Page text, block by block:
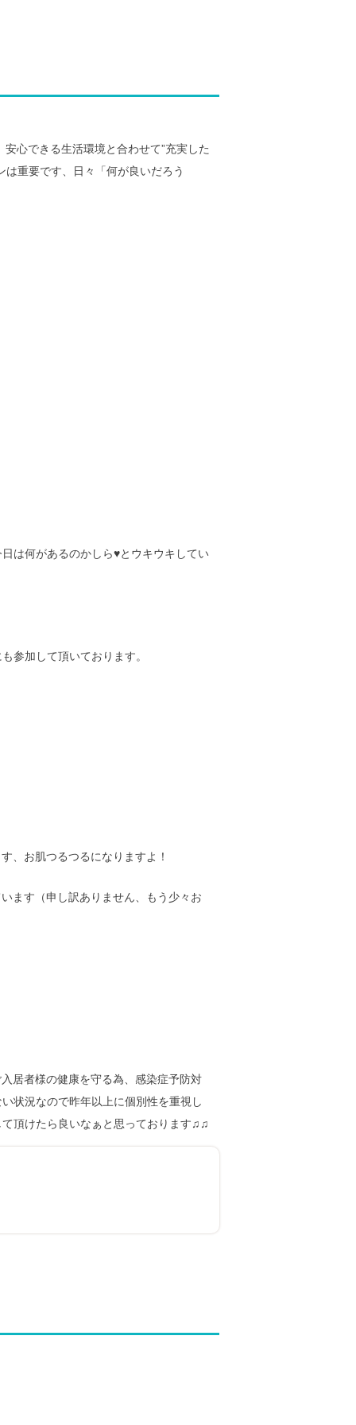
心できる生活環境と合わせて”充実した
重要です、日々「何が良いだろう
は何があるのかしら♥とウキウキしてい
参加して頂いております。
、お肌つるつるになりますよ！
ます（申し訳ありません、もう少々お
居者様の健康を守る為、感染症予防対
状況なので昨年以上に個別性を重視し
頂けたら良いなぁと思っております♫♫